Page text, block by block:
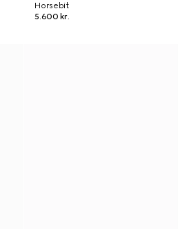
Horsebit
5.600 kr.